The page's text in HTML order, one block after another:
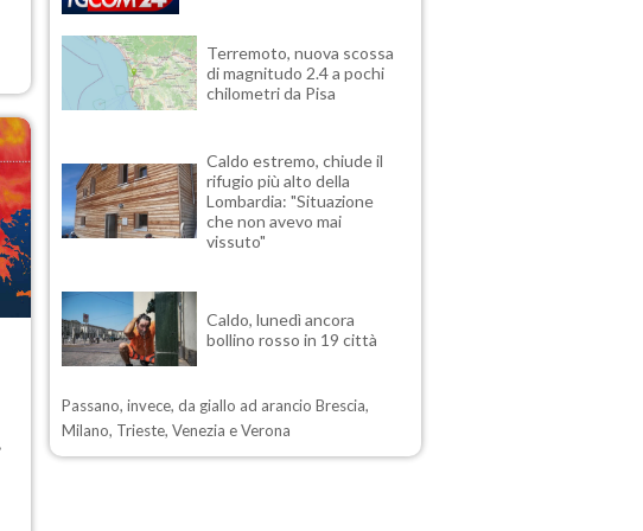
Terremoto, nuova scossa
di magnitudo 2.4 a pochi
chilometri da Pisa
Caldo estremo, chiude il
rifugio più alto della
Lombardia: "Situazione
che non avevo mai
vissuto"
Caldo, lunedì ancora
bollino rosso in 19 città
Passano, invece, da giallo ad arancio Brescia,
Milano, Trieste, Venezia e Verona